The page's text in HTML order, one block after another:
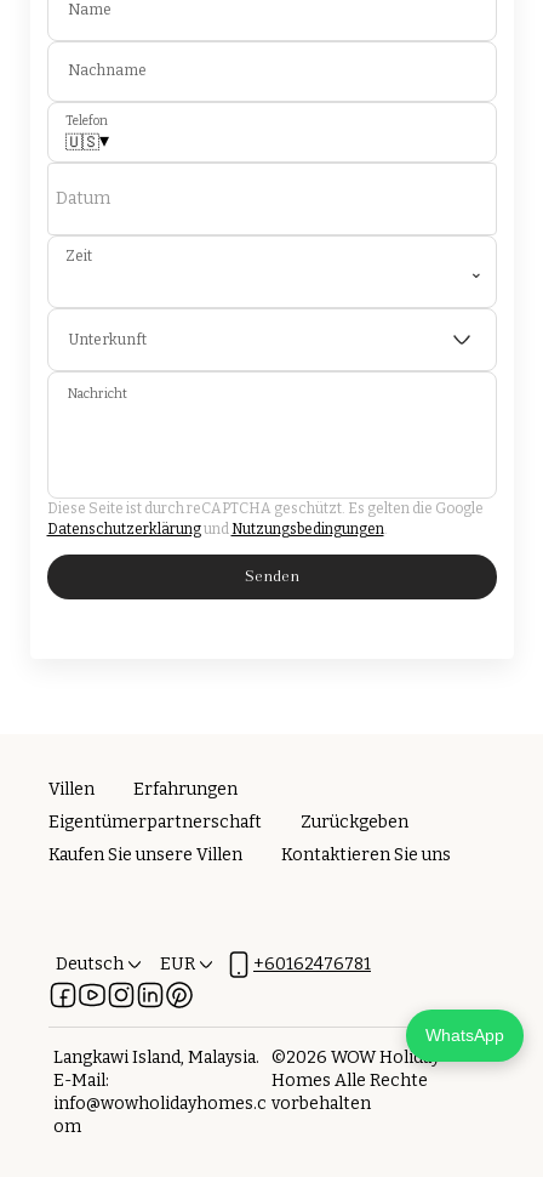
Name
Nachname
Telefon
🇺🇸▾
Datum
Zeit
⌄
Unterkunft
Nachricht
Diese Seite ist durch reCAPTCHA geschützt. Es gelten die Google
Datenschutzerklärungund Nutzungsbedingungen
Senden
Villen
Erfahrungen
Eigentümerpartnerschaft
Zurückgeben
Kaufen Sie unsere Villen
Kontaktieren Sie uns
Deutsch EUR +60162476781
Langkawi Island, Malaysia.
E-Mail:
info@wowholidayhomes.c
om
©2026 WOW Holiday
Homes Alle Rechte
vorbehalten
WhatsApp